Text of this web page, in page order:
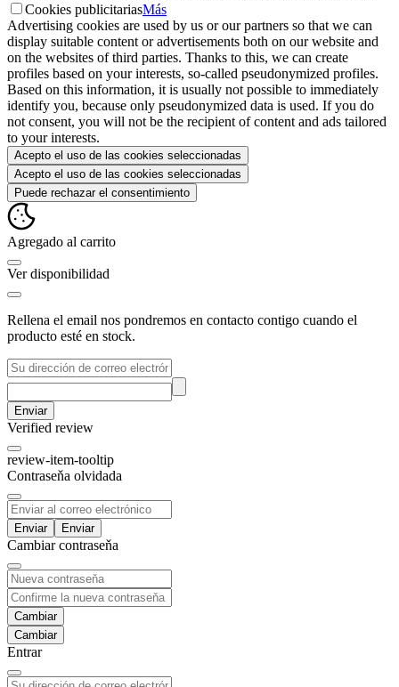
Cookies publicitariasMás
Advertising cookies are used by us or our partners so that we can
display suitable content or advertisements both on our website and
on the websites of third parties. Thanks to this, we can create
profiles based on your interests, so-called pseudonymized profiles.
Based on this information, it is usually not possible to immediately
identify you, because only pseudonymized data is used. If you do
not consent, you will not be the recipient of content and ads tailored
to your interests.
Acepto el uso de las cookies seleccionadas
Acepto el uso de las cookies seleccionadas
Puede rechazar el consentimiento
Agregado al carrito
Ver disponibilidad
Rellena el email nos pondremos en contacto contigo cuando el
producto esté en stock.
Enviar
Verified review
review-item-tooltip
Contraseňa olvidada
Enviar
Cambiar contraseňa
Cambiar
Entrar